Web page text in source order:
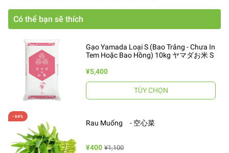
Có thể bạn sẽ thích
Gạo Yamada Loại S (Bao Trắng - Chưa In
Tem Hoặc Bao Hồng) 10kg ヤマダお米 S
¥5,400
TÙY CHỌN
Rau Muống - 空心菜
¥400 ¥1,100